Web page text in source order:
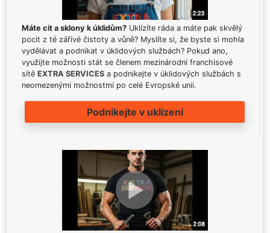
Máte cit a sklony k úklidům? Uklízíte ráda a máte pak skvělý
pocit z té zářivé čistoty a vůně? Myslíte si, že byste si mohla
vydělávat a podnikat v úklidových službách? Pokud ano,
využijte možnosti stát se členem mezinárodní franchisové
sítě EXTRA SERVICES a podnikejte v úklidových službách s
neomezenými možnostmi po celé Evropské unii.
Podnikejte v uklízení